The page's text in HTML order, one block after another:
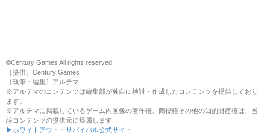
©Century Games All rights reserved.
［提供］Century Games
［執筆・編集］アルテマ
※アルテマのコンテンツは編集部が独自に検討・作成したコンテンツを提供しており
ます。
※アルテマに掲載しているゲーム内画像の著作権、商標権その他の知的財産権は、当
該コンテンツの提供元に帰属します
▶ホワイトアウト・サバイバル公式サイト